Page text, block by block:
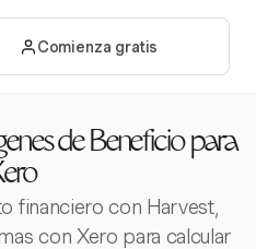
Comienza gratis
de Beneficio para
financiero con Harvest,
con Xero para calcular